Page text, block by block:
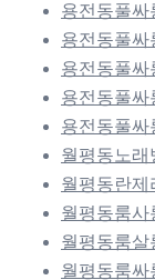
용전동풀싸
용전동풀싸
용전동풀싸
용전동풀싸
용전동풀싸
월평동노래
월평동란제
월평동룸사
월평동룸살
월평동룸싸